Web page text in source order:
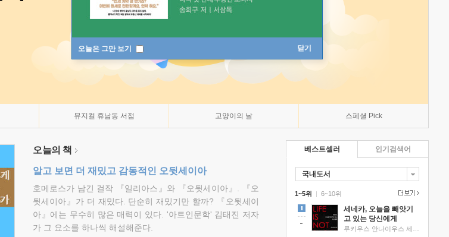
오늘은 그만 보기 닫기
뮤지컬 휴남동 서점 고양이의 날 스페셜 Pick
오늘의 책
알고 보면 더 재밌고 감동적인 오뒷세이아
호메로스가 남긴 걸작 『일리아스』와 『오뒷세이아』. 『오
뒷세이아』가 더 재밌다. 단순히 재밌기만 할까? 『오뒷세이
아』에는 무수히 많은 매력이 있다. '아트인문학' 김태진 저자
가 그 요소를 하나씩 해설해준다.
베스트셀러
국내도서
1~5위 |
세네카, 오늘을 빼앗기
고 있는 당신에게
6~10위
인기검색어